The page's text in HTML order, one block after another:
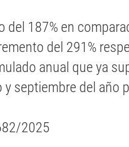
del 187% en
del 291%
anual que ya
septiembre del año
2025